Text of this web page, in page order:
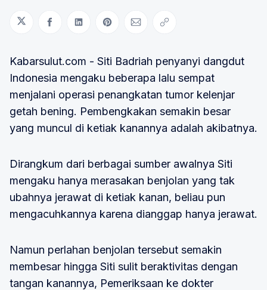
Bagikan di Twitter
Bagikan di Facebook
Bagikan di LinkedIn
Bagikan di Pinterest
Bagikan melalui Email
Salin tautan
Kabarsulut.com - Siti Badriah penyanyi dangdut
Indonesia mengaku beberapa lalu sempat
menjalani operasi penangkatan tumor kelenjar
getah bening. Pembengkakan semakin besar
yang muncul di ketiak kanannya adalah akibatnya.
Dirangkum dari berbagai sumber awalnya Siti
mengaku hanya merasakan benjolan yang tak
ubahnya jerawat di ketiak kanan, beliau pun
mengacuhkannya karena dianggap hanya jerawat.
Namun perlahan benjolan tersebut semakin
membesar hingga Siti sulit beraktivitas dengan
tangan kanannya, Pemeriksaan ke dokter